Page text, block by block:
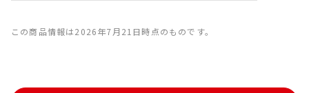
この商品情報は2026年7月21日時点のものです。